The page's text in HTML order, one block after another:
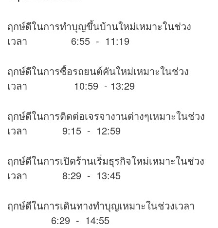
ฤกษ์ดีในการทำบุญขึ้นบ้านใหม่เหมาะในช่วง
เวลา 6:55 - 11:19
ฤกษ์ดีในการซื้อรถยนต์คันใหม่เหมาะในช่วง
เวลา 10:59 - 13:29
ฤกษ์ดีในการติดต่อเจรจางานต่างๆเหมาะในช่วง
เวลา 9:15 - 12:59
ฤกษ์ดีในการเปิดร้านเริ่มธุรกิจใหม่เหมาะในช่วง
เวลา 8:29 - 13:45
ฤกษ์ดีในการเดินทางทำบุญเหมาะในช่วงเวลา
6:29 - 14:55